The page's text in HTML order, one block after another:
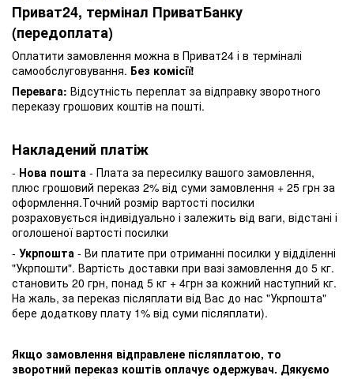
Приват24, термінал ПриватБанку
(передоплата)
Оплатити замовлення можна в Приват24 і в терміналі
самообслуговування. Без комісії!
Перевага: Відсутність переплат за відправку зворотного
переказу грошових коштів на пошті.
Накладений платіж
- Нова пошта - Плата за пересилку вашого замовлення,
плюс грошовий переказ 2% від суми замовлення + 25 грн за
оформлення.Точний розмір вартості посилки
розраховується індивідуально і залежить від ваги, відстані і
оголошеної вартості посилки
- Укрпошта - Ви платите при отриманні посилки у відділенні
"Укрпошти". Вартість доставки при вазі замовлення до 5 кг.
становить 20 грн, понад 5 кг + 4грн за кожний наступний кг.
На жаль, за переказ післяплати від Вас до нас "Укрпошта"
бере додаткову плату 1% від суми післяплати).
Якщо замовлення відправлене післяплатою, то
зворотний переказ коштів оплачує одержувач. Дякуємо